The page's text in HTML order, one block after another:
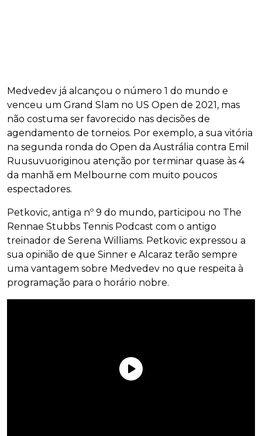
Medvedev já alcançou o número 1 do mundo e
venceu um Grand Slam no US Open de 2021, mas
não costuma ser favorecido nas decisões de
agendamento de torneios. Por exemplo, a sua vitória
na segunda ronda do Open da Austrália contra Emil
Ruusuvuoriginou atenção por terminar quase às 4
da manhã em Melbourne com muito poucos
espectadores.
Petkovic, antiga nº 9 do mundo, participou no The
Rennae Stubbs Tennis Podcast com o antigo
treinador de Serena Williams. Petkovic expressou a
sua opinião de que Sinner e Alcaraz terão sempre
uma vantagem sobre Medvedev no que respeita à
programação para o horário nobre.